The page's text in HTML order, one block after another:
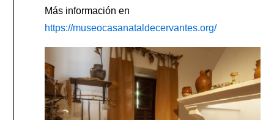
Más información en
https://museocasanataldecervantes.org/